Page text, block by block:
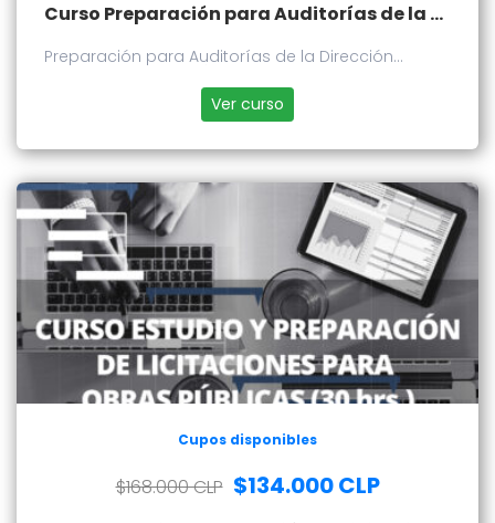
Curso Preparación para Auditorías de la Dirección General de Obras Públicas
Preparación para Auditorías de la Dirección
General de Obras Públicas
Ver curso
Cupos disponibles
$168.000 CLP $134.000 CLP